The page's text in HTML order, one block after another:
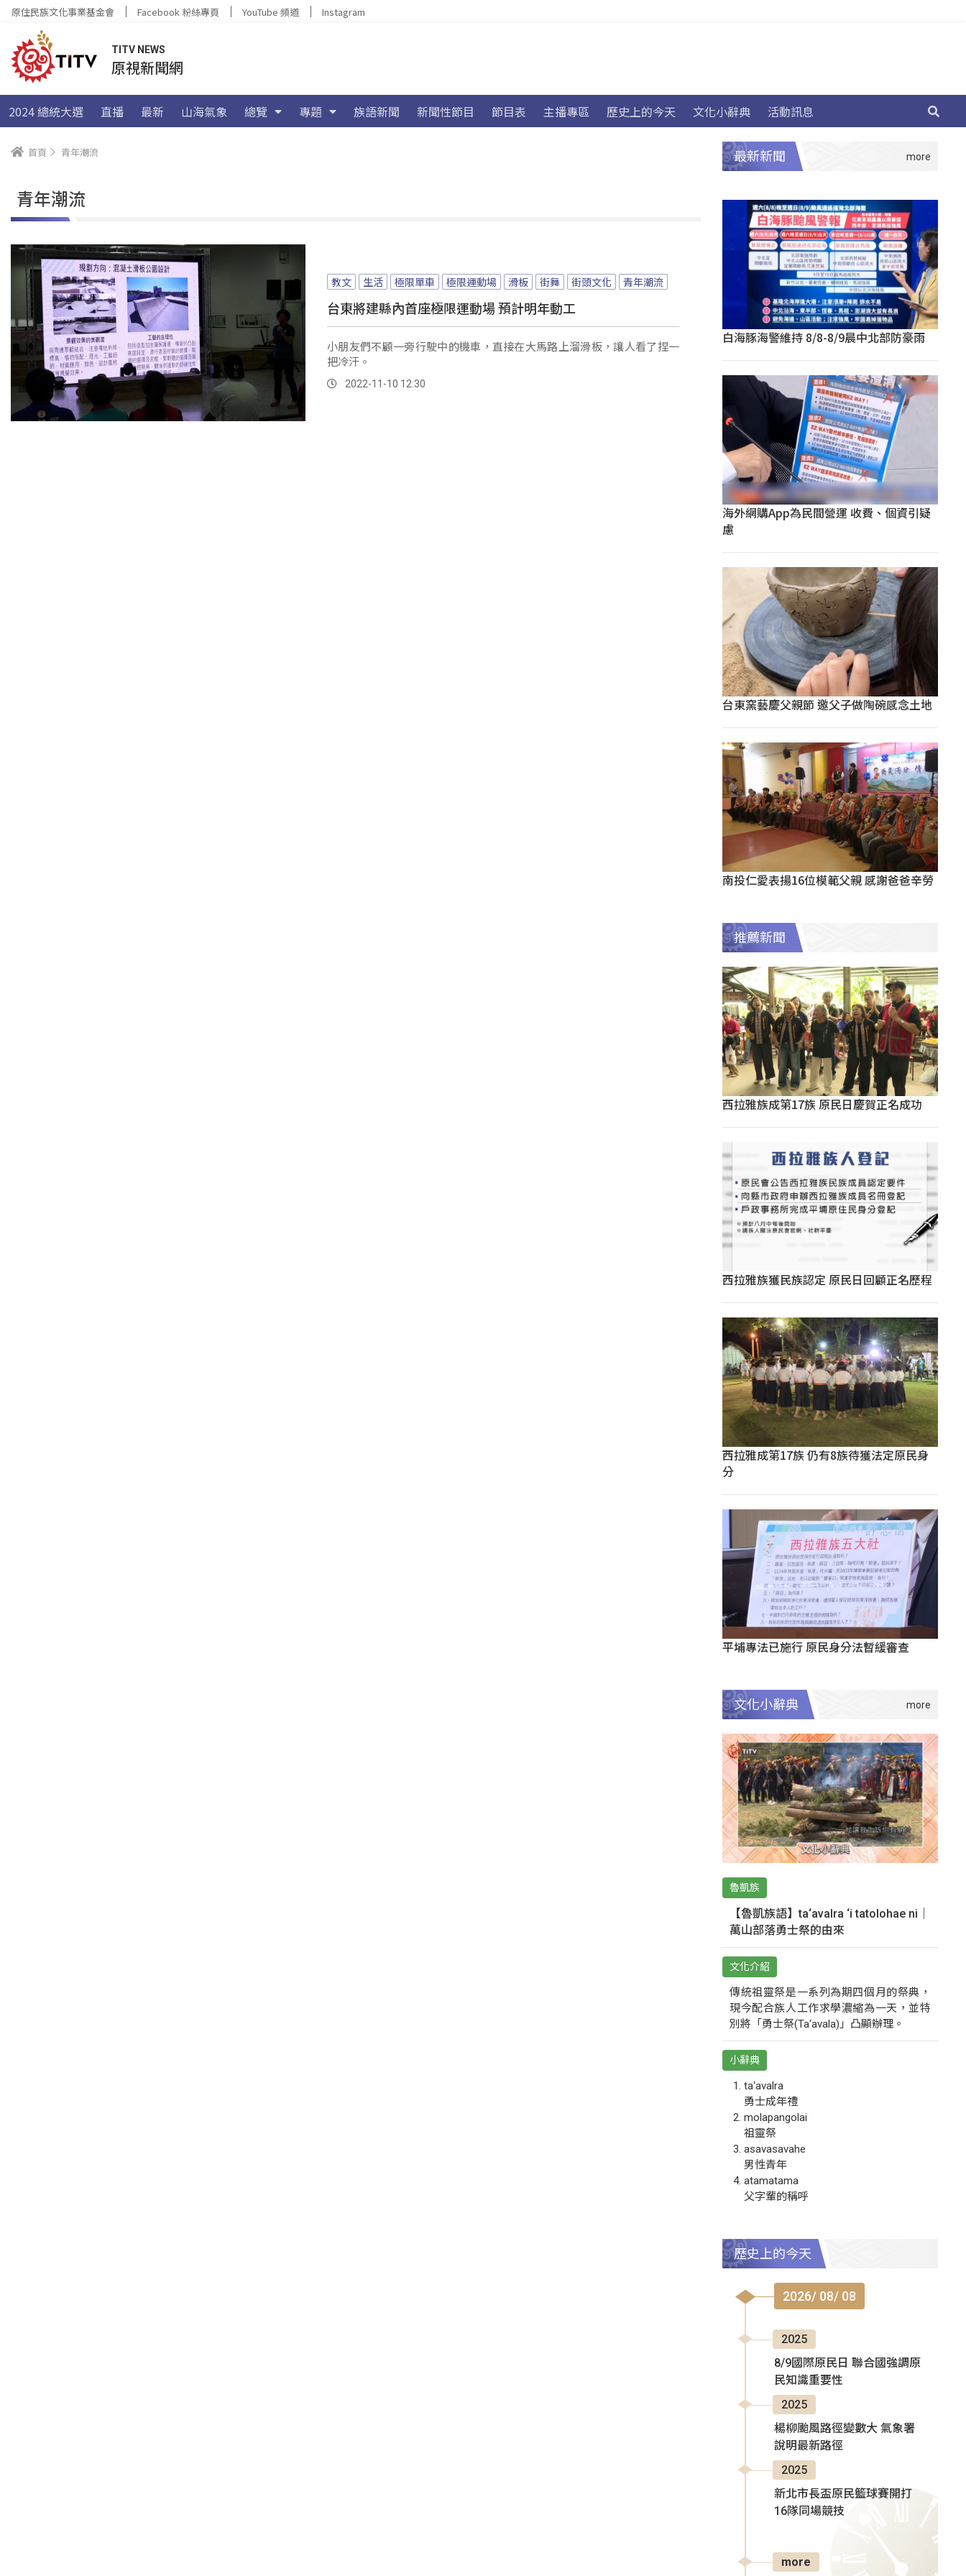
原住民族文化事業基金會 Facebook 粉絲專頁 YouTube 頻道 Instagram
TITV NEWS
原視新聞網
2024 總統大選 直播 最新 山海氣象 總覽 專題 族語新聞 新聞性節目 節目表 主播專區 歷史上的今天 文化小辭典 活動訊息
首頁 青年潮流
青年潮流
教文 生活 極限單車 極限運動場 滑板 街舞 街頭文化 青年潮流
台東將建縣內首座極限運動場 預計明年動工
小朋友們不顧一旁行駛中的機車，直接在大馬路上溜滑板，讓人看了捏一
把冷汗。
2022-11-10 12:30
最新新聞
白海豚海警維持 8/8-8/9晨中北部防豪雨
海外網購App為民間營運 收費、個資引疑
慮
台東窯藝慶父親節 邀父子做陶碗感念土地
南投仁愛表揚16位模範父親 感謝爸爸辛勞
推薦新聞
西拉雅族成第17族 原民日慶賀正名成功
西拉雅族獲民族認定 原民日回顧正名歷程
西拉雅成第17族 仍有8族待獲法定原民身
分
平埔專法已施行 原民身分法暫緩審查
文化小辭典
魯凱族
【魯凱族語】ta‘avalra ‘i tatolohae ni｜
萬山部落勇士祭的由來
文化介紹
傳統祖靈祭是一系列為期四個月的祭典，
現今配合族人工作求學濃縮為一天，並特
別將「勇士祭(Ta‘avala)」凸顯辦理。
小辭典
ta‘avalra
勇士成年禮
molapangolai
祖靈祭
asavasavahe
男性青年
atamatama
父字輩的稱呼
歷史上的今天
2026/ 08/ 08
2025
8/9國際原民日 聯合國強調原
民知識重要性
2025
楊柳颱風路徑變數大 氣象署
說明最新路徑
2025
新北市長盃原民籃球賽開打
16隊同場競技
more